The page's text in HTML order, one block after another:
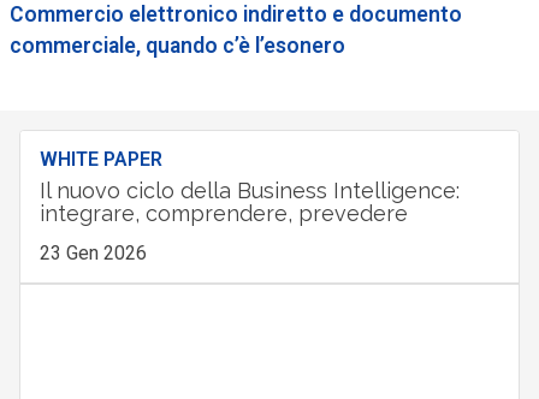
Commercio elettronico indiretto e documento
commerciale, quando c’è l’esonero
WHITE PAPER
Il nuovo ciclo della Business Intelligence:
integrare, comprendere, prevedere
23 Gen 2026